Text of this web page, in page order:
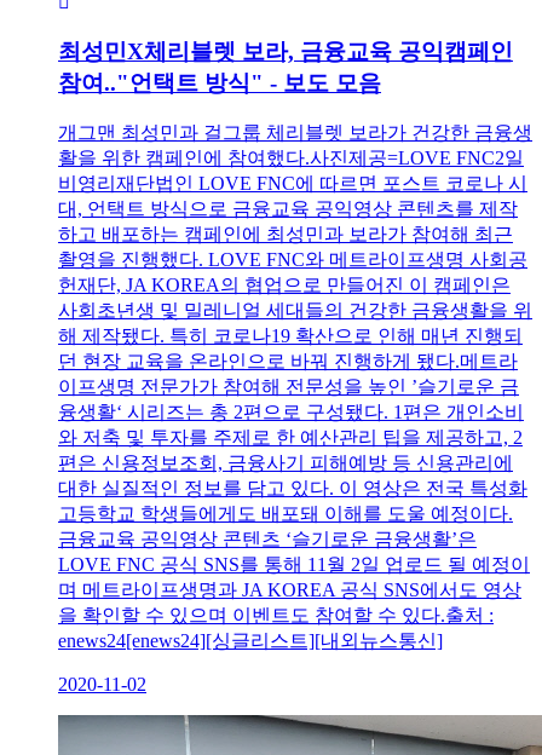
최성민X체리블렛 보라, 금융교육 공익캠페인
참여.."언택트 방식" - 보도 모음
개그맨 최성민과 걸그룹 체리블렛 보라가 건강한 금융생
활을 위한 캠페인에 참여했다.사진제공=LOVE FNC2일
비영리재단법인 LOVE FNC에 따르면 포스트 코로나 시
대, 언택트 방식으로 금융교육 공익영상 콘텐츠를 제작
하고 배포하는 캠페인에 최성민과 보라가 참여해 최근
촬영을 진행했다. LOVE FNC와 메트라이프생명 사회공
헌재단, JA KOREA의 협업으로 만들어진 이 캠페인은
사회초년생 및 밀레니얼 세대들의 건강한 금융생활을 위
해 제작됐다. 특히 코로나19 확산으로 인해 매년 진행되
던 현장 교육을 온라인으로 바꿔 진행하게 됐다.메트라
이프생명 전문가가 참여해 전문성을 높인 ’슬기로운 금
융생활‘ 시리즈는 총 2편으로 구성됐다. 1편은 개인소비
와 저축 및 투자를 주제로 한 예산관리 팁을 제공하고, 2
편은 신용정보조회, 금융사기 피해예방 등 신용관리에
대한 실질적인 정보를 담고 있다. 이 영상은 전국 특성화
고등학교 학생들에게도 배포돼 이해를 도울 예정이다.
금융교육 공익영상 콘텐츠 ‘슬기로운 금융생활’은
LOVE FNC 공식 SNS를 통해 11월 2일 업로드 될 예정이
며 메트라이프생명과 JA KOREA 공식 SNS에서도 영상
을 확인할 수 있으며 이벤트도 참여할 수 있다.출처 :
enews24[enews24][싱글리스트][내외뉴스통신]
2020-11-02